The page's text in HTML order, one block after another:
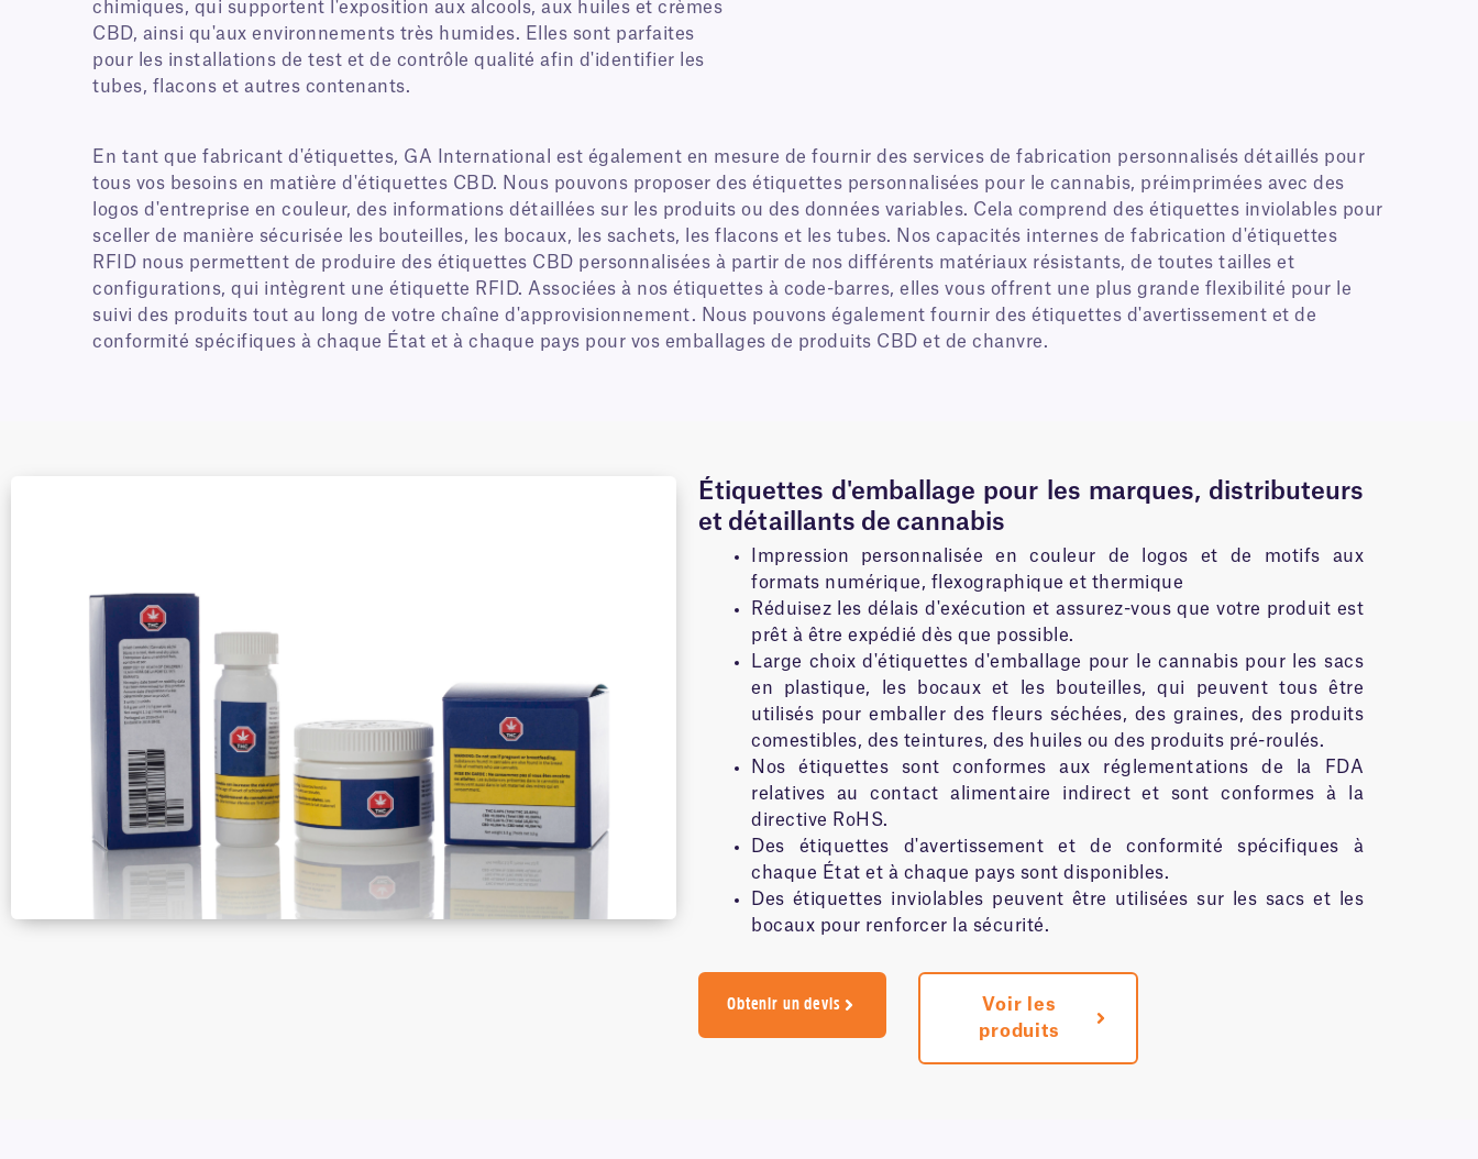
chimiques, qui supportent l'exposition aux alcools, aux huiles et crèmes
CBD, ainsi qu'aux environnements très humides. Elles sont parfaites
pour les installations de test et de contrôle qualité afin d'identifier les
tubes, flacons et autres contenants.
En tant que fabricant d'étiquettes, GA International est également en mesure de fournir des services de fabrication personnalisés détaillés pour
tous vos besoins en matière d'étiquettes CBD. Nous pouvons proposer des étiquettes personnalisées pour le cannabis, préimprimées avec des
logos d'entreprise en couleur, des informations détaillées sur les produits ou des données variables. Cela comprend des étiquettes inviolables pour
sceller de manière sécurisée les bouteilles, les bocaux, les sachets, les flacons et les tubes. Nos capacités internes de fabrication d'étiquettes
RFID nous permettent de produire des étiquettes CBD personnalisées à partir de nos différents matériaux résistants, de toutes tailles et
configurations, qui intègrent une étiquette RFID. Associées à nos étiquettes à code-barres, elles vous offrent une plus grande flexibilité pour le
suivi des produits tout au long de votre chaîne d'approvisionnement. Nous pouvons également fournir des étiquettes d'avertissement et de
conformité spécifiques à chaque État et à chaque pays pour vos emballages de produits CBD et de chanvre.
Étiquettes d'emballage pour les marques, distributeurs
et détaillants de cannabis
Impression personnalisée en couleur de logos et de motifs aux
formats numérique, flexographique et thermique
Réduisez les délais d'exécution et assurez-vous que votre produit est
prêt à être expédié dès que possible.
Large choix d'étiquettes d'emballage pour le cannabis pour les sacs
en plastique, les bocaux et les bouteilles, qui peuvent tous être
utilisés pour emballer des fleurs séchées, des graines, des produits
comestibles, des teintures, des huiles ou des produits pré-roulés.
Nos étiquettes sont conformes aux réglementations de la FDA
relatives au contact alimentaire indirect et sont conformes à la
directive RoHS.
Des étiquettes d'avertissement et de conformité spécifiques à
chaque État et à chaque pays sont disponibles.
Des étiquettes inviolables peuvent être utilisées sur les sacs et les
bocaux pour renforcer la sécurité.
Obtenir un devis
Voir les
produits